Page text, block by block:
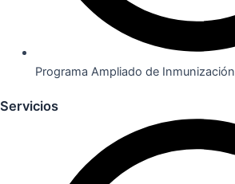
Programa Ampliado de Inmunización
Servicios